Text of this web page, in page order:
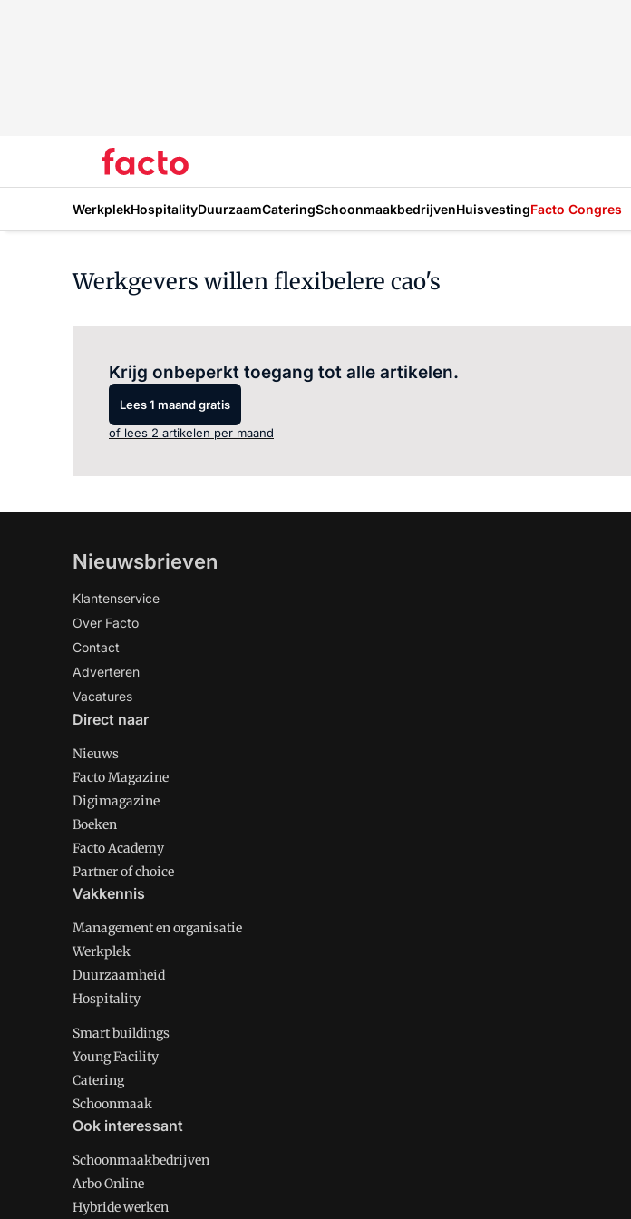
WerkplekHospitalityDuurzaamCateringSchoonmaakbedrijvenHuisvestingFacto Congres
Werkgevers willen flexibelere cao's
Krijg onbeperkt toegang tot alle artikelen.
Lees 1 maand gratis
of lees 2 artikelen per maand
Nieuwsbrieven
Klantenservice
Over Facto
Contact
Adverteren
Vacatures
Direct naar
Nieuws
Facto Magazine
Digimagazine
Boeken
Facto Academy
Partner of choice
Vakkennis
Management en organisatie
Werkplek
Duurzaamheid
Hospitality
Smart buildings
Young Facility
Catering
Schoonmaak
Ook interessant
Schoonmaakbedrijven
Arbo Online
Hybride werken